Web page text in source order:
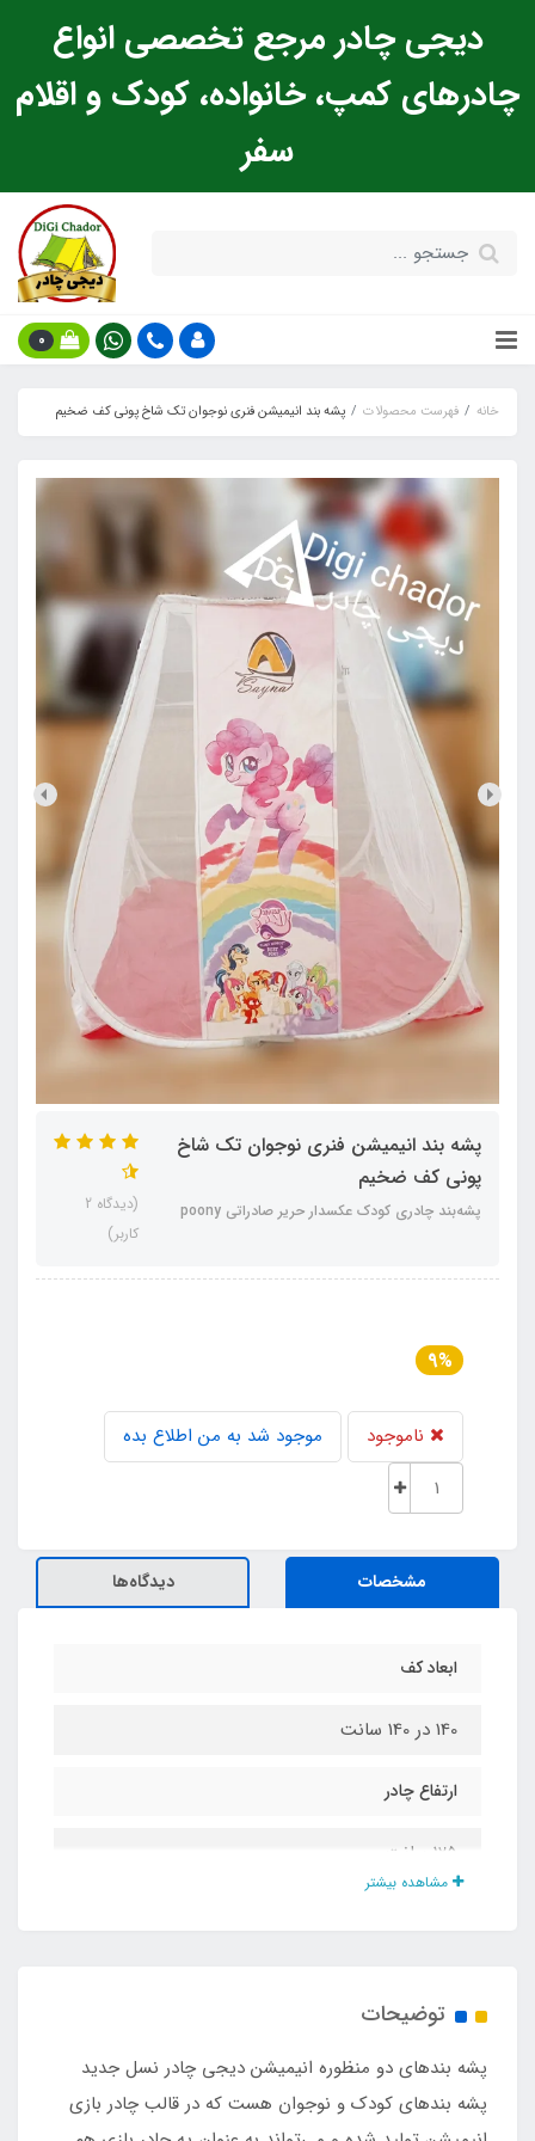
دیجی چادر مرجع تخصصی انواع
چادرهای کمپ، خانواده، کودک و اقلام
سفر
0
خانه فهرست محصولات پشه‌ بند انیمیشن فنری نوجوان تک شاخ پونی کف ضخیم
پشه‌ بند انیمیشن فنری نوجوان تک شاخ
پونی کف ضخیم
پشه‌بند چادری کودک عکسدار حریر صادراتی poony
(دیدگاه 2
کاربر)
9%
ناموجود موجود شد به من اطلاع بده
مشخصات دیدگاه‌ها
ابعاد کف
140 در 140 سانت
ارتفاع چادر
125 سانت
شماره 5
مشاهده بیشتر
توضیحات
پشه‌ بندهای دو منظوره انیمیشن دیجی چادر نسل جدید
پشه‌ بندهای کودک و نوجوان هست که در قالب چادر بازی